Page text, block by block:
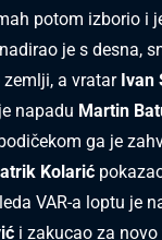
potom izborio i
nadirao je s desna,
a vratar Ivan
napadu Martin
ga je
Kolarić
VAR-a loptu je
i zakucao za